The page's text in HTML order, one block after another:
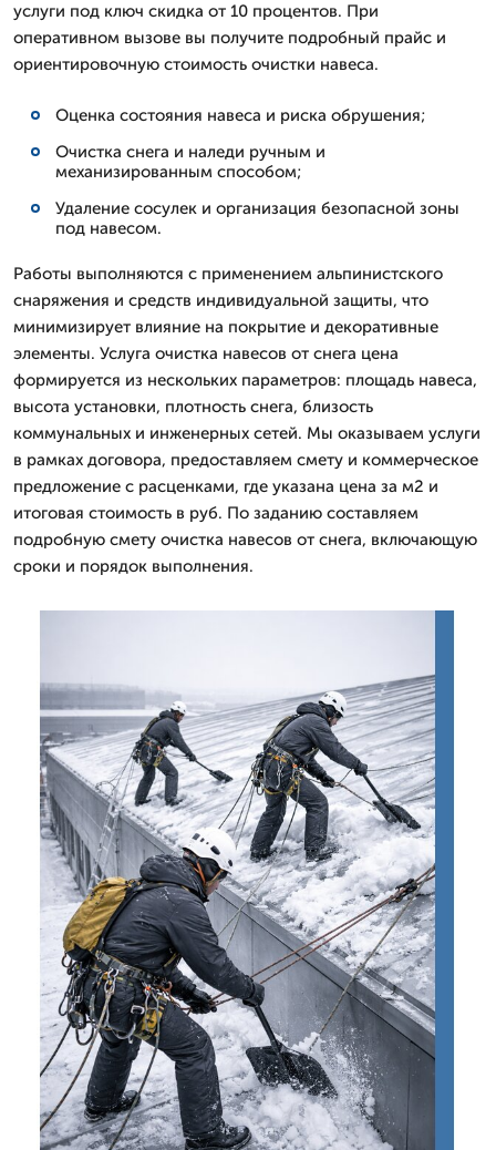
услуги под ключ скидка от 10 процентов. При
оперативном вызове вы получите подробный прайс и
ориентировочную стоимость очистки навеса.
Оценка состояния навеса и риска обрушения;
Очистка снега и наледи ручным и
механизированным способом;
Удаление сосулек и организация безопасной зоны
под навесом.
Работы выполняются с применением альпинистского
снаряжения и средств индивидуальной защиты, что
минимизирует влияние на покрытие и декоративные
элементы. Услуга очистка навесов от снега цена
формируется из нескольких параметров: площадь навеса,
высота установки, плотность снега, близость
коммунальных и инженерных сетей. Мы оказываем услуги
в рамках договора, предоставляем смету и коммерческое
предложение с расценками, где указана цена за м2 и
итоговая стоимость в руб. По заданию составляем
подробную смету очистка навесов от снега, включающую
сроки и порядок выполнения.